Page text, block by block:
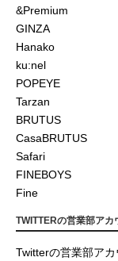
&Premium
GINZA
Hanako
ku:nel
POPEYE
Tarzan
BRUTUS
CasaBRUTUS
Safari
FINEBOYS
Fine
TWITTERの営業部アカ
Twitterの営業部ア